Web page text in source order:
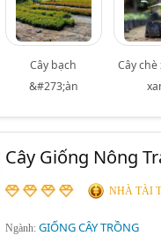
Cây bạch
&#273;àn
Cây
Cây Giống Nông
NHÀ TÀI
Ngành: GIỐNG CÂY TRỒNG